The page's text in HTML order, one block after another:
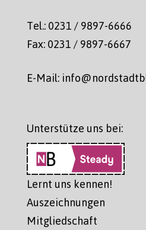
Tel.: 0231 / 9897-6666
Fax: 0231 / 9897-6667
E-Mail:
Unterstütze uns bei:
Lernt uns kennen!
Auszeichnungen
Mitgliedschaft